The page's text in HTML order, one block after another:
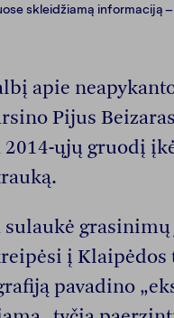
skleidžiamą informaciją
apie
Pijus
2014-ųjų gruodį
sulaukė
į
pavadino